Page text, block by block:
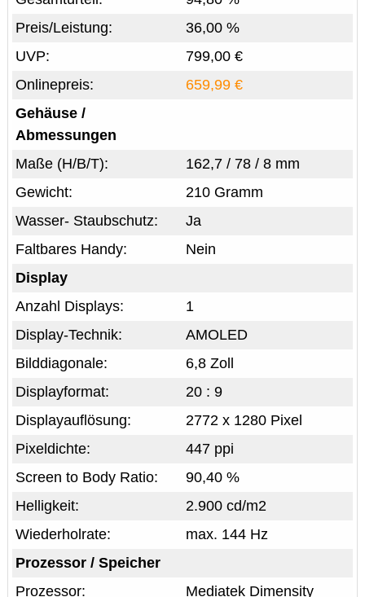
36,00 %
Preis/Leistung:
799,00 €
UVP:
659,99 €
Onlinepreis:
Gehäuse /
Abmessungen
162,7 / 78 / 8 mm
Maße (H/B/T):
210 Gramm
Gewicht:
Ja
Wasser- Staubschutz:
Nein
Faltbares Handy:
Display
1
Anzahl Displays:
AMOLED
Display-Technik:
6,8 Zoll
Bilddiagonale:
20 : 9
Displayformat:
2772 x 1280 Pixel
Displayauflösung:
447 ppi
Pixeldichte:
90,40 %
Screen to Body Ratio:
2.900 cd/m2
Helligkeit:
max. 144 Hz
Wiederholrate:
Prozessor / Speicher
Mediatek Dimensity
Prozessor: